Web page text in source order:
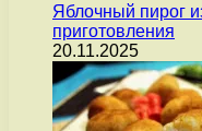
Яблочный пирог
приготовления
20.11.2025